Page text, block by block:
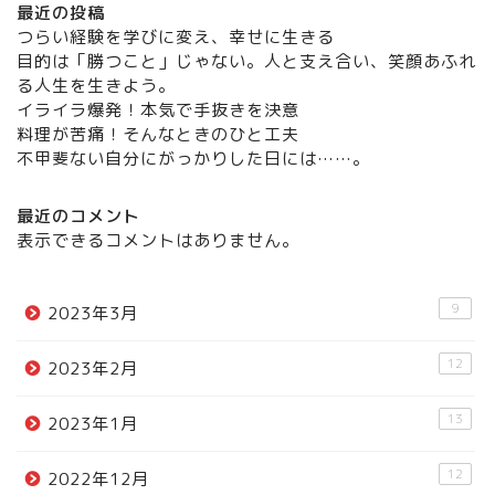
最近の投稿
つらい経験を学びに変え、幸せに生きる
目的は「勝つこと」じゃない。人と支え合い、笑顔あふれ
る人生を生きよう。
イライラ爆発！本気で手抜きを決意
料理が苦痛！そんなときのひと工夫
不甲斐ない自分にがっかりした日には……。
最近のコメント
表示できるコメントはありません。
2023年3月 9
2023年2月 12
2023年1月 13
2022年12月 12